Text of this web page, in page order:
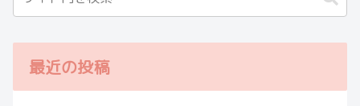
最近の投稿